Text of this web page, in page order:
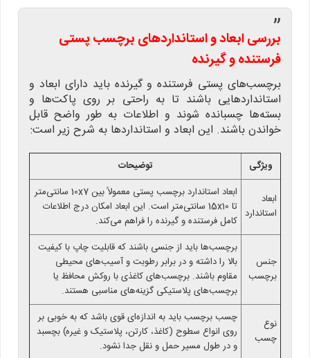
”
بررسی ابعاد و استانداردهای برچسب پستی
فرستنده و گیرنده
برچسب‌های پستی فرستنده و گیرنده باید دارای ابعاد و
استانداردهایی باشند تا به راحتی بر روی پاکت‌ها و
بسته‌ها چسبانده شوند و اطلاعات به طور واضح قابل
خواندن باشند. این ابعاد و استانداردها به شرح زیر است:
ویژگی توضیحات
ابعاد
استاندارد
ابعاد استاندارد برچسب پستی معمولاً بین 10x7 سانتی‌متر
تا 15x10 سانتی‌متر است. این ابعاد امکان درج اطلاعات
کامل فرستنده و گیرنده را فراهم می‌کند.
جنس
برچسب
برچسب‌ها باید از جنسی باشند که قابلیت چاپ با کیفیت
بالا را داشته و در برابر رطوبت و آسیب‌های محیطی
مقاوم باشند. برچسب‌های کاغذی با روکش محافظ یا
برچسب‌های پلاستیکی گزینه‌های مناسبی هستند.
نوع
چسب
چسب برچسب باید به اندازه‌ای قوی باشد که به خوبی بر
روی انواع سطوح (کاغذ، کارتن، پلاستیک و غیره) بچسبد
و در طول مسیر حمل و نقل جدا نشود.